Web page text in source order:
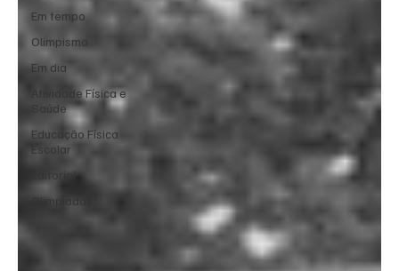
Em tempo
Olimpismo
Em dia
Atividade Física e
Saúde
Educação Física
Escolar
Editorial
Olimpíadas